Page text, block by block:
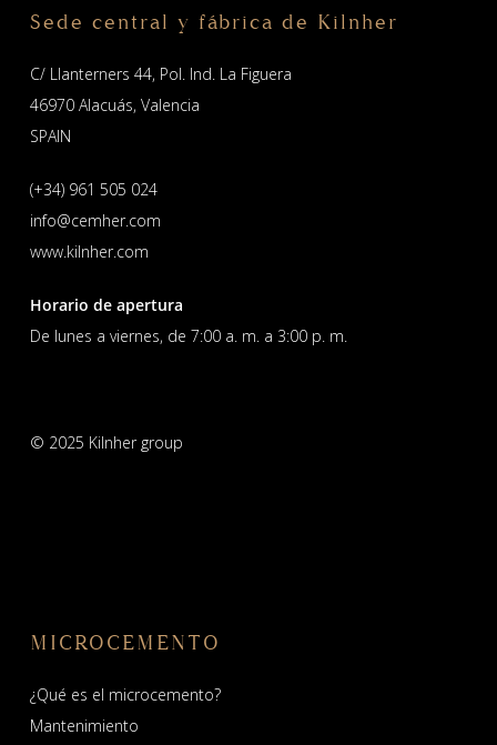
Sede central y fábrica de Kilnher
C/ Llanterners 44, Pol. Ind. La Figuera
46970 Alacuás, Valencia
SPAIN
(+34) 961 505 024
info@cemher.com
www.kilnher.com
Horario de apertura
De lunes a viernes, de 7:00 a. m. a 3:00 p. m.
© 2025 Kilnher group
MICROCEMENTO
¿Qué es el microcemento?
Mantenimiento